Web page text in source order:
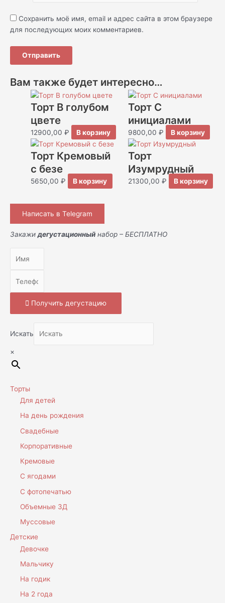
Сохранить моё имя, email и адрес сайта в этом браузере
для последующих моих комментариев.
Вам также будет интересно…
Торт В голубом
цвете
12900,00₽ В корзину
Торт С
инициалами
9800,00 ₽ В корзину
Торт Кремовый
с безе
5650,00₽ В корзину
Торт
Изумрудный
21300,00 ₽ В корзину
Написать в Telegram
Закажи дегустационный набор – БЕСПЛАТНО
Получить дегустацию
Искать
×
Торты
Для детей
На день рождения
Свадебные
Корпоративные
Кремовые
С ягодами
С фотопечатью
Объемные 3Д
Муссовые
Детские
Девочке
Мальчику
На годик
На 2 года